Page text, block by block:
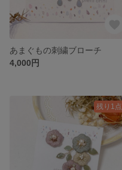
あまぐもの刺繍ブローチ
4,000円
残り1点